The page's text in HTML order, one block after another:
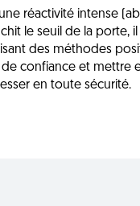
réactivité intense
le seuil de la porte,
des méthodes
confiance et mettre
en toute sécurité.